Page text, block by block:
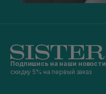
Подпишись на наши новости
скидку 5% на первый заказ